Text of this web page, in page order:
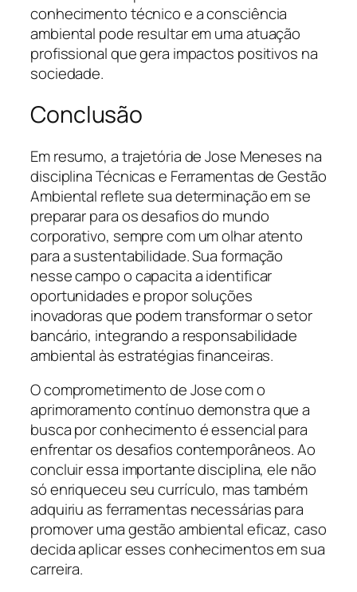
conhecimento técnico e a consciência
ambiental pode resultar em uma atuação
profissional que gera impactos positivos na
sociedade.
Conclusão
Em resumo, a trajetória de Jose Meneses na
disciplina Técnicas e Ferramentas de Gestão
Ambiental reflete sua determinação em se
preparar para os desafios do mundo
corporativo, sempre com um olhar atento
para a sustentabilidade. Sua formação
nesse campo o capacita a identificar
oportunidades e propor soluções
inovadoras que podem transformar o setor
bancário, integrando a responsabilidade
ambiental às estratégias financeiras.
O comprometimento de Jose com o
aprimoramento contínuo demonstra que a
busca por conhecimento é essencial para
enfrentar os desafios contemporâneos. Ao
concluir essa importante disciplina, ele não
só enriqueceu seu currículo, mas também
adquiriu as ferramentas necessárias para
promover uma gestão ambiental eficaz, caso
decida aplicar esses conhecimentos em sua
carreira.